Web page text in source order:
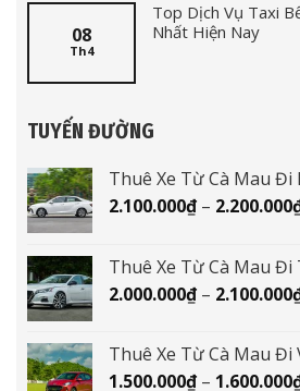
08
Th4
Top Dịch Vụ Taxi
Nhất Hiện Nay
TUYẾN ĐƯỜNG
Thuê Xe Từ Cà Mau Đi
2.100.000₫ – 2.200.000
Thuê Xe Từ Cà Mau Đi
2.000.000₫ – 2.100.000
Thuê Xe Từ Cà Mau Đi
1.500.000₫ – 1.600.000